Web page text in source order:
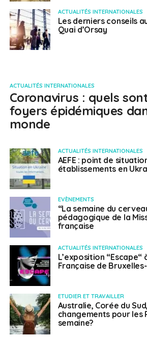
ACTUALITÉS INTERNATIONALES
Les derniers conseils
Quai d’Orsay
ACTUALITÉS INTERNATIONALES
Coronavirus : quels
foyers épidémiques
monde
ACTUALITÉS INTERNATIONALES
AEFE : point de
établissements en
EVÈNEMENTS
“La semaine du
pédagogique de la
française
ACTUALITÉS INTERNATIONALES
L’exposition “Escape“
Française de
ETUDIER ET TRAVAILLER
Australie, Corée du
changements pour les
semaine?